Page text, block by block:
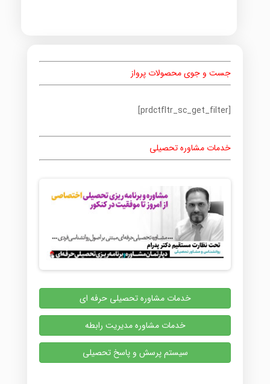
جست و جوی محصولات پرواز
[prdctfltr_sc_get_filter]
خدمات مشاوره تحصیلی
خدمات مشاوره تحصیلی حرفه ای
خدمات مشاوره مدیریت رابطه
سیستم پرسش و پاسخ تحصیلی